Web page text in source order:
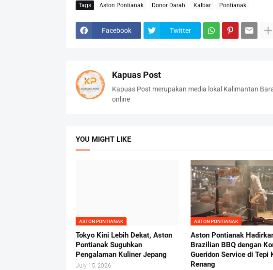
Tags Aston Pontianak Donor Darah Kalbar Pontianak
Facebook Twitter
Kapuas Post
Kapuas Post merupakan media lokal Kalimantan
online
YOU MIGHT LIKE
ASTON PONTIANAK
Tokyo Kini Lebih Dekat, Aston
Pontianak Suguhkan
Pengalaman Kuliner Jepang
July 15, 2026
ASTON PONTIANAK
Aston Pontianak
Brazilian BBQ dengan
Gueridon Service di Tepi
Renang